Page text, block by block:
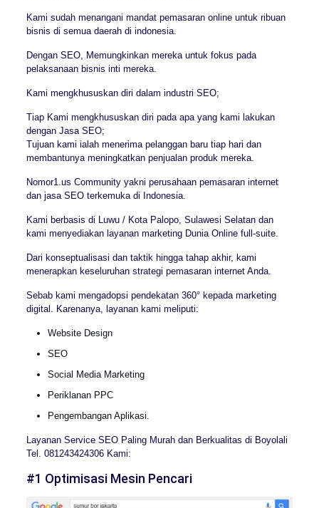
Kami sudah menangani mandat pemasaran online untuk ribuan
bisnis di semua daerah di indonesia.
Dengan SEO, Memungkinkan mereka untuk fokus pada
pelaksanaan bisnis inti mereka.
Kami mengkhususkan diri dalam industri SEO;
Tiap Kami mengkhususkan diri pada apa yang kami lakukan
dengan Jasa SEO;
Tujuan kami ialah menerima pelanggan baru tiap hari dan
membantunya meningkatkan penjualan produk mereka.
Nomor1.us Community yakni perusahaan pemasaran internet
dan jasa SEO terkemuka di Indonesia.
Kami berbasis di Luwu / Kota Palopo, Sulawesi Selatan dan
kami menyediakan layanan marketing Dunia Online full-suite.
Dari konseptualisasi dan taktik hingga tahap akhir, kami
menerapkan keseluruhan strategi pemasaran internet Anda.
Sebab kami mengadopsi pendekatan 360° kepada marketing
digital. Karenanya, layanan kami meliputi:
Website Design
SEO
Social Media Marketing
Periklanan PPC
Pengembangan Aplikasi.
Layanan Service SEO Paling Murah dan Berkualitas di Boyolali
Tel. 081243424306 Kami:
#1 Optimisasi Mesin Pencari